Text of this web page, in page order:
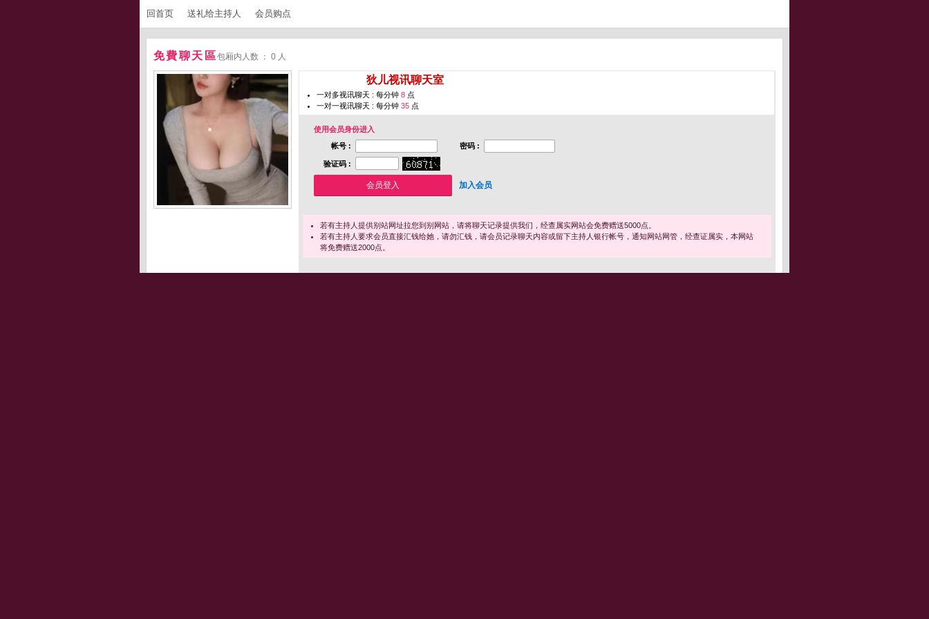
回首页 送礼给主持人 会员购点
免費聊天區包厢内人数 ： 0 人
狄儿视讯聊天室
一对多视讯聊天 : 每分钟 8 点
一对一视讯聊天 : 每分钟 35 点
使用会员身份进入
帐号 :
密码 :
验证码 :
加入会员
若有主持人提供别站网址拉您到别网站，请将聊天记录提供我们，经查属实网站会免费赠送5000点。
若有主持人要求会员直接汇钱给她，请勿汇钱，请会员记录聊天内容或留下主持人银行帐号，通知网站网管，经查证属实，本网站
将免费赠送2000点。